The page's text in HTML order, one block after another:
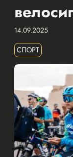
14.09.2025
СПОРТ